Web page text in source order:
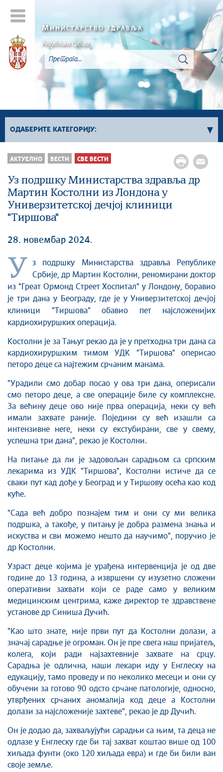
МИНИСТАРСТВО ЗДРАВЉА
Република Србија
ОДАБЕРИТЕ КАТЕГОРИЈУ:
Све вести
Превентивни прегледи
Актуелности инспекцијске службе
Канцеларија за сарадњу са дијаспором
АКТУЕЛНО ВЕСТИ СВЕ ВЕСТИ
Уз подршку Министарства здравља др
Мартин Костолни из Лондона у
Универзитетској дечјој клиници
"Тиршова"
28. новембар 2024.
У
з подршку Министарства здравља Републике
Србије, др Мартин Костолни, реномирани доктор
из "Греат Ормонд Стреет Хоспитал" у Лондону, боравио
је три дана у Београду, где је у Универзитетској дечјој
клиници "Тиршова" обавио пет најсложенијих
кардиохируршких операција.
Костолни је за Тањуг рекао да је у претходна три дана са
кардиохируршким тимом УДК "Тиршова" оперисао
петоро деце са најтежим срчаним манама.
"Урадили смо добар посао у ова три дана, оперисали
смо петоро деце, а све операције биле су комплексне.
За већину деце ово није прва операција, неки су већ
имали захвате раније. Поједини су већ изашли са
интензивне неге, неки су екстубирани, све у свему,
успешна три дана", рекао је Костолни.
На питање да ли је задовољан сарадњом са српским
лекарима из УДК "Тиршова", Костолни истиче да се
сваки пут кад дође у Београд и у Тиршову осећа као код
куће.
"Сада већ добро познајем тим и они су ми велика
подршка, а такође, у питању је добра размена знања и
искуства и сви можемо нешто да научимо", поручио је
др Костолни.
Узраст деце којима је урађена интервенција је од две
године до 13 година, а извршени су изузетно сложени
оперативни захвати који се раде само у великим
медицинским центрима, каже директор те здравствене
установе др Синиша Дучић.
"Као што знате, није први пут да Костолни долази, а
значај сарадње је огроман. Он је пре свега наш пријатељ,
колега, који ради најзахтевније захвате на срцу.
Сарадња је одлична, наши лекари иду у Енглеску на
едукацију, тамо проведу и по неколико месеци и они су
обучени за готово 90 одсто срчане патологије, односно,
утврђених срчаних аномалија код деце а Костолни
долази за најсложеније захтеве", рекао је др Дучић.
Он је додао да, захваљујући сарадњи са њим, та деца не
одлазе у Енглеску где би тај захват коштао више од 100
хиљада фунти (око 120 хиљада евра) и где би били ван
своје земље.